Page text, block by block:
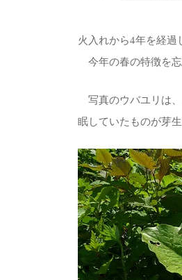
火入れから4年を経過
今年の春の特徴を忘
写真のウバユリは
眠していたものが芽